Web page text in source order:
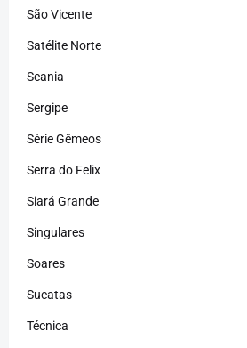
São Vicente
Satélite Norte
Scania
Sergipe
Série Gêmeos
Serra do Felix
Siará Grande
Singulares
Soares
Sucatas
Técnica